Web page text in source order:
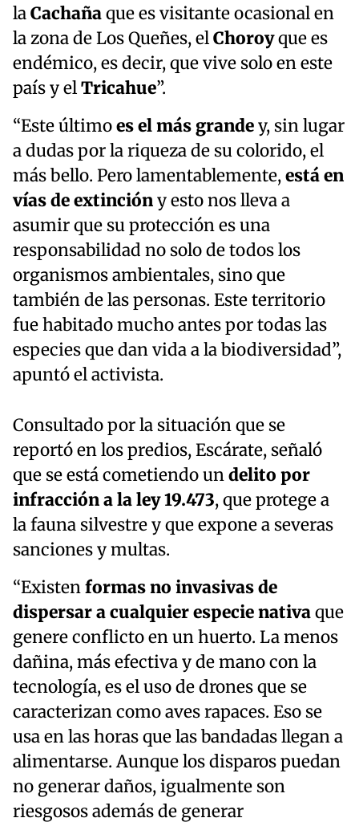
laCachañaque es visitante ocasional en
la zona de Los Queñes, elChoroyque es
endémico, es decir, que vive solo en este
país y elTricahue”.
“Este últimoes el más grandey, sin lugar
a dudas por la riqueza de su colorido, el
más bello. Pero lamentablemente,está en
vías de extincióny esto nos lleva a
asumir que su protección es una
responsabilidad no solo de todos los
organismos ambientales, sino que
también de las personas. Este territorio
fue habitado mucho antes por todas las
especies que dan vida a la biodiversidad”,
apuntó el activista.
Consultado por la situación que se
reportó en los predios, Escárate, señaló
que se está cometiendo undelito por
infracción a la ley 19.473, que protege a
la fauna silvestre y que expone a severas
sanciones y multas.
“Existenformas no invasivas de
dispersar a cualquier especie nativaque
genere conflicto en un huerto. La menos
dañina, más efectiva y de mano con la
tecnología, es el uso de drones que se
caracterizan como aves rapaces. Eso se
usa en las horas que las bandadas llegan a
alimentarse. Aunque los disparos puedan
no generar daños, igualmente son
riesgosos además de generar